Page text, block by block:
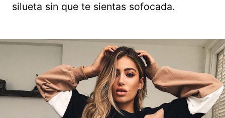
silueta sin que te sientas sofocada.